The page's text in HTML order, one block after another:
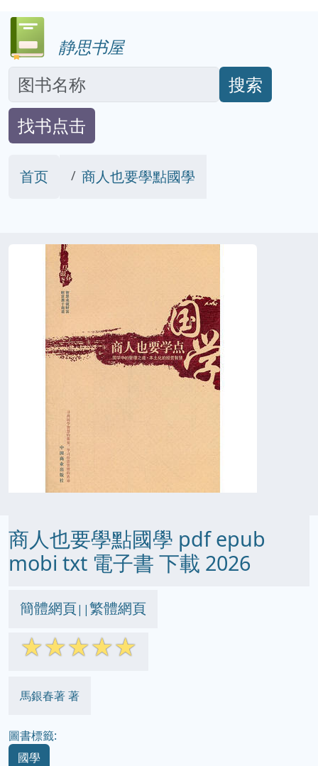
静思书屋
搜索
找书点击
首页 商人也要學點國學
商人也要學點國學 pdf epub
mobi txt 電子書 下載 2026
簡體網頁||繁體網頁
☆☆☆☆☆
馬銀春著 著
圖書標籤:
國學